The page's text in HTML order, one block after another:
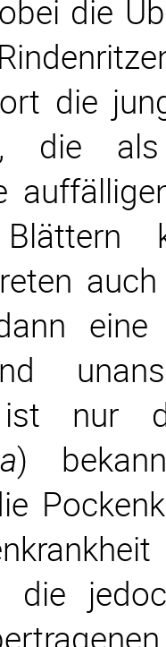
die
die
die
eine
ist nur
)
die